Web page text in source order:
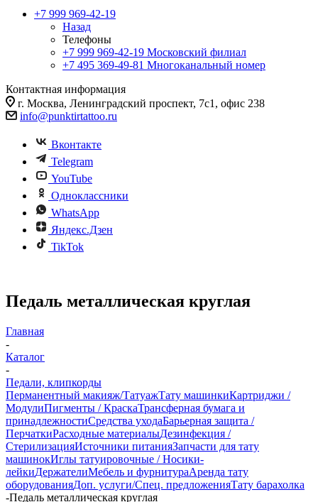
+7 999 969-42-19
Назад
Телефоны
+7 999 969-42-19 Московский филиал
+7 495 369-49-81 Многоканальный номер
Контактная информация
г. Москва, Ленинградский проспект, 7с1, офис 238
info@punktirtattoo.ru
Вконтакте
Telegram
YouTube
Одноклассники
WhatsApp
Яндекс.Дзен
TikTok
Педаль металлическая круглая
Главная
-
Каталог
-
Педали, клипкорды
Перманентный макияж/ТатуажТату машинкиКартриджи /
МодулиПигменты / КраскаТрансферная бумага и
принадлежностиСредства уходаБарьерная защита /
ПерчаткиРасходные материалыДезинфекция /
СтерилизацияИсточники питанияЗапчасти для тату
машинокИглы татуировочные / Носики-
лейкиДержателиМебель и фурнитураАренда тату
оборудованияДоп. услуги/Спец. предложенияТату барахолка
-Педаль металлическая круглая